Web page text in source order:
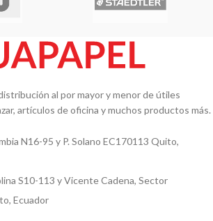
al por mayor y menor de útiles
artículos de oficina y muchos productos más.
N16-95 y P. Solano EC170113 Quito,
S10-113 y Vicente Cadena, Sector
Ecuador